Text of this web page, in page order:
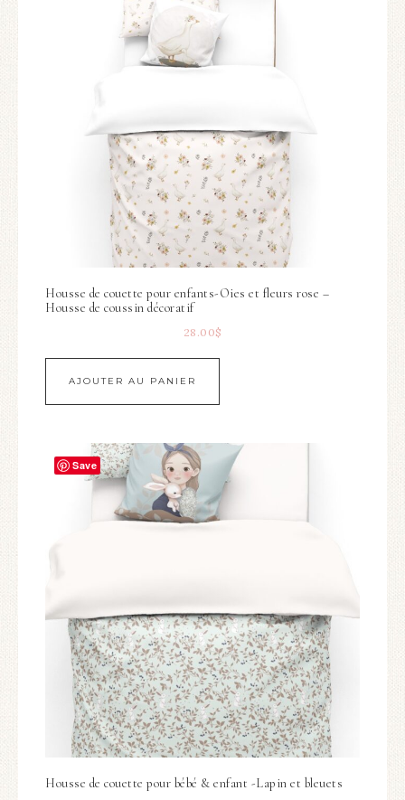
Housse de couette pour enfants-Oies et fleurs rose –
Housse de coussin décoratif
28.00$
AJOUTER AU PANIER
Save
Housse de couette pour bébé & enfant -Lapin et bleuets